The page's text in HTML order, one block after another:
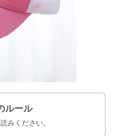
ルール
みください。